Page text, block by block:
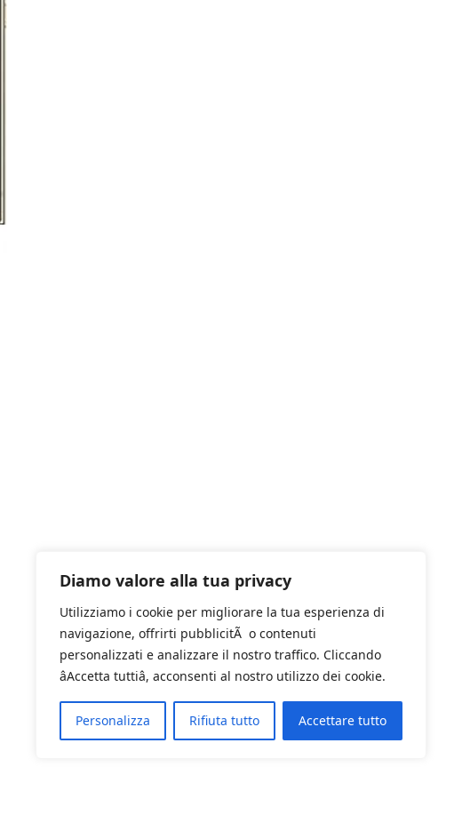
Diamo valore alla tua privacy
Utilizziamo i cookie per migliorare la tua esperienza di
navigazione, offrirti pubblicitÃ o contenuti
personalizzati e analizzare il nostro traffico. Cliccando
âAccetta tuttiâ, acconsenti al nostro utilizzo dei cookie.
Personalizza Rifiuta tutto Accettare tutto